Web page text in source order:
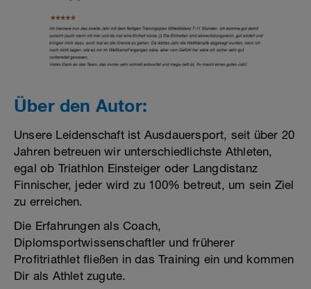
Über den Autor:
Unsere Leidenschaft ist Ausdauersport, seit über 20
Jahren betreuen wir unterschiedlichste Athleten,
egal ob Triathlon Einsteiger oder Langdistanz
Finnischer, jeder wird zu 100% betreut, um sein Ziel
zu erreichen.
Die Erfahrungen als Coach,
Diplomsportwissenschaftler und früherer
Profitriathlet fließen in das Training ein und kommen
Dir als Athlet zugute.